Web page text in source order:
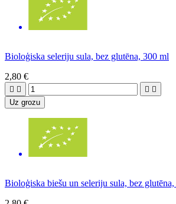
Bioloģiska seleriju sula, bez glutēna, 300 ml
2,80 €
   
Uz grozu
Bioloģiska biešu un seleriju sula, bez